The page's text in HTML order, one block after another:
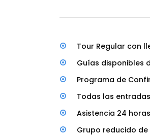
Tour Regular con
Guías disponibles
Programa de
Todas las
Asistencia 24
Grupo reducido de